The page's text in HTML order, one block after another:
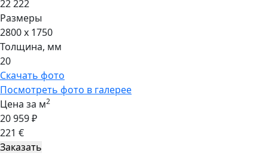
22 222
Размеры
2800 x 1750
Толщина, мм
20
Скачать фото
Посмотреть фото в галерее
Цена за м2
20 959 ₽
221 €